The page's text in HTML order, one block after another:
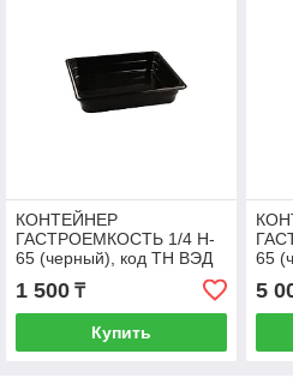
КОНТЕЙНЕР
ГАСТРОЕМКОСТЬ 1/4 H-
65 (черный), код ТН ВЭД
3923100000
1 500₸
Купить
65
5